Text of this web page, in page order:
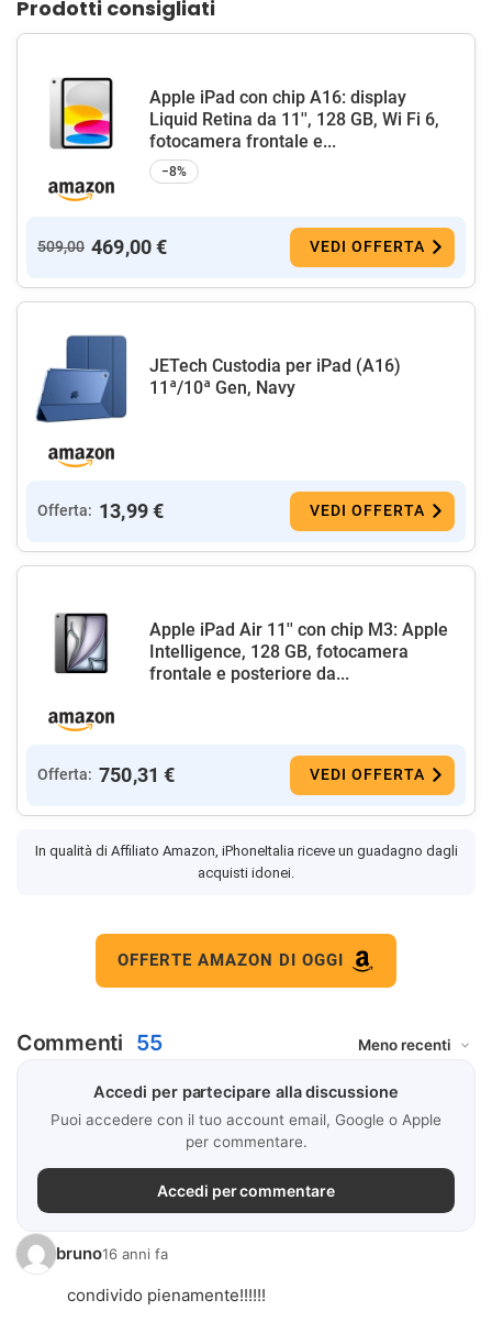
Prodotti consigliati
Apple iPad con chip A16: display
Liquid Retina da 11'', 128 GB, Wi Fi 6,
fotocamera frontale e...
−8%
509,00 469,00 € VEDI OFFERTA
JETech Custodia per iPad (A16)
11ª/10ª Gen, Navy
Offerta: 13,99 € VEDI OFFERTA
Apple iPad Air 11'' con chip M3: Apple
Intelligence, 128 GB, fotocamera
frontale e posteriore da...
Offerta: 750,31 € VEDI OFFERTA
In qualità di Affiliato Amazon, iPhoneItalia riceve un guadagno dagli
acquisti idonei.
OFFERTE AMAZON DI OGGI
Commenti 55
Accedi per partecipare alla discussione
Puoi accedere con il tuo account email, Google o Apple
per commentare.
Accedi per commentare
bruno16 anni fa
condivido pienamente!!!!!!